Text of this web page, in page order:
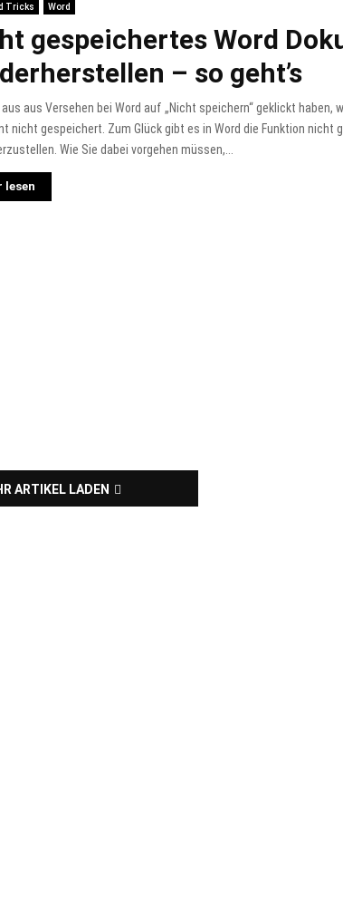
Tricks Word
gespeichertes Word
– so geht’s
aus aus Versehen bei Word auf „Nicht speichern“ geklickt haben,
nicht gespeichert. Zum Glück gibt es in Word die Funktion nicht
Wie Sie dabei vorgehen müssen,...
lesen
ARTIKEL LADEN